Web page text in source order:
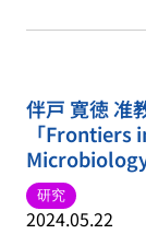
伴戸 寛徳 准
「
Microbiology
研究
2024.05.22